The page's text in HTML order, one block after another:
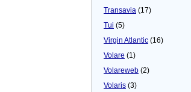
Transavia (17)
Tui (5)
Virgin Atlantic (16)
Volare (1)
Volareweb (2)
Volaris (3)